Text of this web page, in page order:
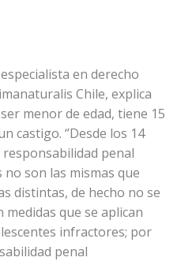
en derecho
Chile, explica
menor de edad, tiene 15
castigo. ‘’Desde los 14
penal
no son las mismas que
distintas, de hecho no se
que se aplican
infractores; por
penal